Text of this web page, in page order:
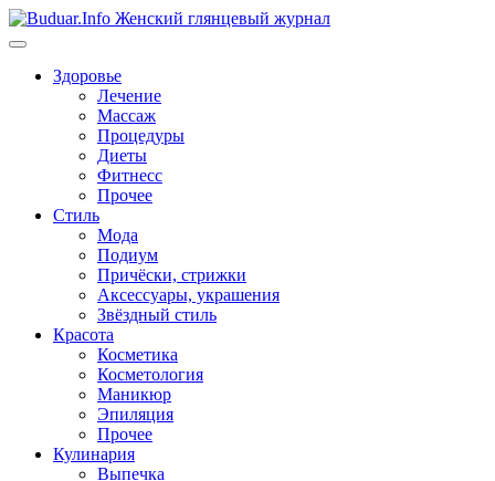
Перейти
к
Здоровье
Лечение
Массаж
Процедуры
Диеты
Фитнесс
Прочее
Стиль
Мода
Подиум
Причёски, стрижки
Аксессуары, украшения
Звёздный стиль
Красота
Косметика
Косметология
Маникюр
Эпиляция
Прочее
Кулинария
Выпечка